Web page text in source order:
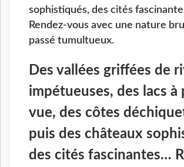
sophistiqués, des cités
Rendez-vous avec une nature
passé tumultueux.
Des vallées griffées de
impétueuses, des lacs à
vue, des côtes
puis des châteaux
des cités fascinantes…